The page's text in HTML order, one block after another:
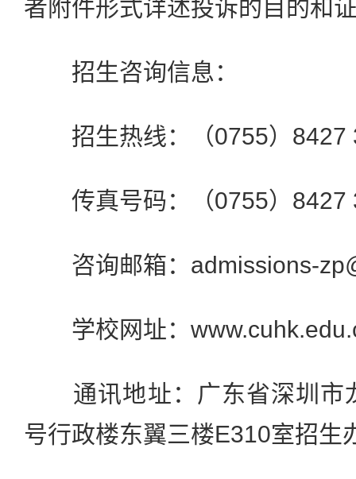
者附件形式详述投诉的目的和
招生咨询信息：
招生热线：（0755）8427
传真号码：（0755）8427
咨询邮箱：admissions-
学校网址：
通讯地址：广东省深圳市
号行政楼东翼三楼E310室招生